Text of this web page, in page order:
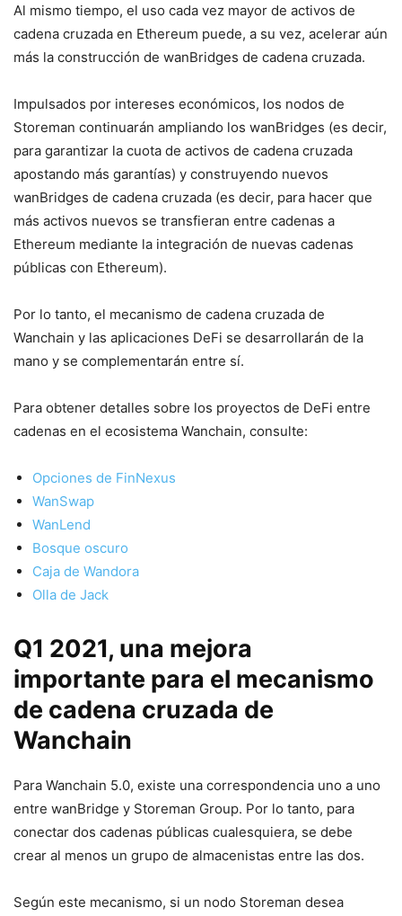
Al mismo tiempo, el uso cada vez mayor de activos de
cadena cruzada en Ethereum puede, a su vez, acelerar aún
más la construcción de wanBridges de cadena cruzada.
Impulsados ​​por intereses económicos, los nodos de
Storeman continuarán ampliando los wanBridges (es decir,
para garantizar la cuota de activos de cadena cruzada
apostando más garantías) y construyendo nuevos
wanBridges de cadena cruzada (es decir, para hacer que
más activos nuevos se transfieran entre cadenas a
Ethereum mediante la integración de nuevas cadenas
públicas con Ethereum).
Por lo tanto, el mecanismo de cadena cruzada de
Wanchain y las aplicaciones DeFi se desarrollarán de la
mano y se complementarán entre sí.
Para obtener detalles sobre los proyectos de DeFi entre
cadenas en el ecosistema Wanchain, consulte:
Opciones de FinNexus
WanSwap
WanLend
Bosque oscuro
Caja de Wandora
Olla de Jack
Q1 2021, una mejora
importante para el mecanismo
de cadena cruzada de
Wanchain
Para Wanchain 5.0, existe una correspondencia uno a uno
entre wanBridge y Storeman Group. Por lo tanto, para
conectar dos cadenas públicas cualesquiera, se debe
crear al menos un grupo de almacenistas entre las dos.
Según este mecanismo, si un nodo Storeman desea